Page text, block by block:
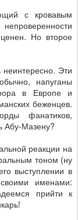
с кровавым
Но второе
неинтересно. Эти
напуганы
в Европе и
беженцев.
фанатиков,
Абу-Мазену?
реакции на
тоном (ну
выступлении в
именами:
прийти к